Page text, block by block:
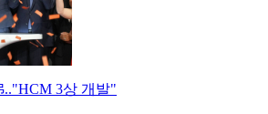
.."HCM 3상 개발"